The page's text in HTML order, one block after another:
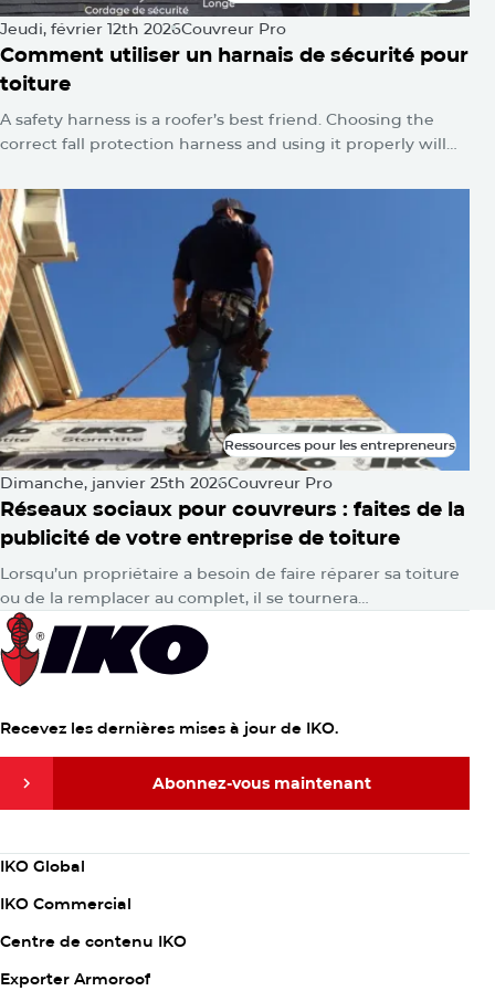
Ressources pour les entrepreneurs
Jeudi, février 12th 2026Couvreur Pro
Comment utiliser un harnais de sécurité pour
toiture
A safety harness is a roofer’s best friend. Choosing the
correct fall protection harness and using it properly will
correctly.
Ressources pour les entrepreneurs
Ressources pour les entrepreneurs
Dimanche, janvier 25th 2026Couvreur Pro
Réseaux sociaux pour couvreurs : faites de la
publicité de votre entreprise de toiture
Lorsqu’un propriétaire a besoin de faire réparer sa toiture
ou de la remplacer au complet, il se tournera
probablement vers Google pour obtenir des réponses.
Ensuite, consciemment ou…
Recevez les dernières mises à jour de IKO.
Abonnez-vous maintenant
Column
IKO Global
IKO Commercial
Centre de contenu IKO
Exporter Armoroof